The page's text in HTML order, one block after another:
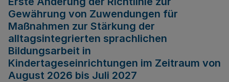
Gewährung von Zuwendungen für
Maßnahmen zur Stärkung der
alltagsintegrierten sprachlichen
Bildungsarbeit in
Kindertageseinrichtungen im Zeitraum von
August 2026 bis Juli 2027